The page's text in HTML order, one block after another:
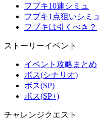
フブキ10連シミュ
フブキ1点狙いシミュ
フブキは引くべき？
ストーリーイベント
イベント攻略まとめ
ボス(シナリオ)
ボス(SP)
ボス(SP+)
チャレンジクエスト